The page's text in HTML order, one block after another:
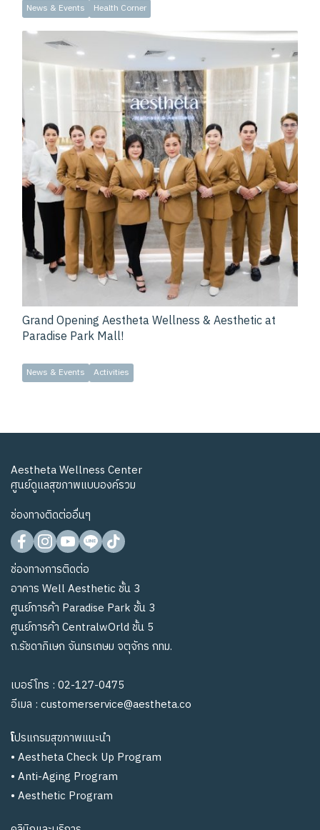
News & Events Health Corner
Grand Opening Aestheta Wellness & Aesthetic at
Paradise Park Mall!
News & Events Activities
Aestheta Wellness Center
ศูนย์ดูแลสุขภาพแบบองค์รวม
ช่องทางติดต่ออื่นๆ
ช่องทางการติดต่อ
อาคาร Well Aesthetic ชั้น 3
ศูนย์การค้า Paradise Park ชั้น 3
ศูนย์การค้า CentralwOrld ชั้น 5
ถ.รัชดาภิเษก จันทรเกษม จตุจักร กทม.
เบอร์โทร : 02-127-0475
อีเมล : customerservice@aestheta.co
โปรแกรมสุขภาพแนะนำ
• Aestheta Check Up Program
• Anti-Aging Program
• Aesthetic Program